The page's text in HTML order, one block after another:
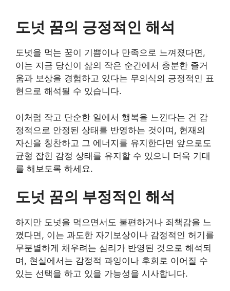
도넛 꿈의 긍정적인 해석
도넛을 먹는 꿈이 기쁨이나 만족으로 느껴졌다면,
이는 지금 당신이 삶의 작은 순간에서 충분한 즐거
움과 보상을 경험하고 있다는 무의식의 긍정적인 표
현으로 해석될 수 있습니다.
이처럼 작고 단순한 일에서 행복을 느낀다는 건 감
정적으로 안정된 상태를 반영하는 것이며, 현재의
자신을 칭찬하고 그 에너지를 유지한다면 앞으로도
균형 잡힌 감정 상태를 유지할 수 있으니 더욱 기대
를 해보도록 하세요.
도넛 꿈의 부정적인 해석
하지만 도넛을 먹으면서도 불편하거나 죄책감을 느
꼈다면, 이는 과도한 자기보상이나 감정적인 허기를
무분별하게 채우려는 심리가 반영된 것으로 해석되
며, 현실에서는 감정적 과잉이나 후회로 이어질 수
있는 선택을 하고 있을 가능성을 시사합니다.